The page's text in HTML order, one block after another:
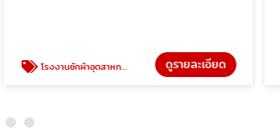
โรงงานซักผ้าอุตสาหกรรม ดูรายละเอียด